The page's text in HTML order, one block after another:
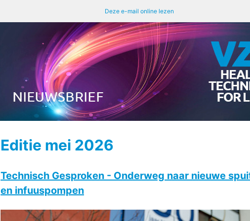
Deze e-mail online lezen
Editie mei 2026
Technisch Gesproken - Onderweg naar nieuwe
en infuuspompen